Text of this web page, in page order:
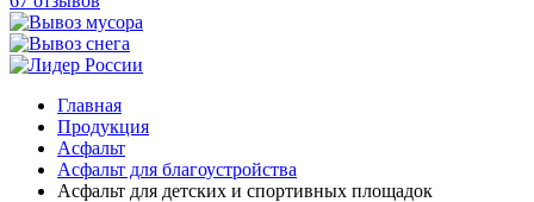
Главная
Продукция
Асфальт
Асфальт для благоустройства
Асфальт для детских и спортивных площадок